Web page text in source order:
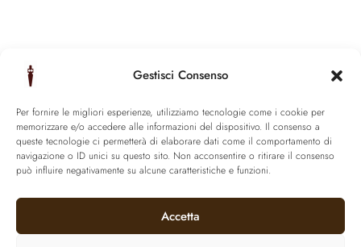
Gestisci Consenso
Per fornire le migliori esperienze, utilizziamo tecnologie come i cookie per
memorizzare e/o accedere alle informazioni del dispositivo. Il consenso a
queste tecnologie ci permetterà di elaborare dati come il comportamento di
navigazione o ID unici su questo sito. Non acconsentire o ritirare il consenso
può influire negativamente su alcune caratteristiche e funzioni.
Accetta